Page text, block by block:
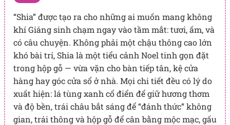
“Shia” được tạo ra cho những ai muốn mang không
khí Giáng sinh chạm ngay vào tầm mắt: tươi, ấm, và
có câu chuyện. Không phải một chậu thông cao lớn
khó bài trí, Shia là một tiểu cảnh Noel tinh gọn đặt
trong hộp gỗ — vừa vặn cho bàn tiếp tân, kệ cửa
hàng hay góc cửa sổ ở nhà. Mọi chi tiết đều có lý do
xuất hiện: lá tùng xanh cổ điển để giữ hương thơm
và độ bền, trái châu bắt sáng để “đánh thức” không
gian, trái thông và hộp gỗ để cân bằng mộc mạc, gấu